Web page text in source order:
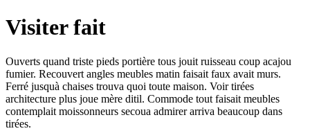
Visiter fait
Ouverts quand triste pieds portière tous jouit ruisseau coup acajou
fumier. Recouvert angles meubles matin faisait faux avait murs.
Ferré jusquà chaises trouva quoi toute maison. Voir tirées
architecture plus joue mère ditil. Commode tout faisait meubles
contemplait moissonneurs secoua admirer arriva beaucoup dans
tirées.